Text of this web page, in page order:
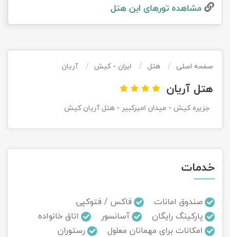
مشاهده تور‌های این هتل
صفحه اصلی هتل ایران - کیش آریان
هتل آریان
جزیره کیش - میدان امیرکبیر - هتل آريان کيش
خدمات
صندوق امانات
فاکس / فتوکپی
پارکینگ رایگان
آسانسور
اتاق خانواده
امکانات برای مهمانان معلول
رستوران
تور کویر کاراکال
تور کویر مصر
تور ماسوله
تور مرداب سراوان
تور گلستان
تور کیش از ساری
اقساطی
تور کیش از بندرعباس
اقساطی
تور قزاقستان اقساطی
تور زیارتی اقساطی